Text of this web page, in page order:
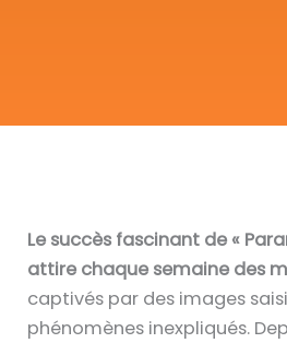
Le succès fascinant de «
attire chaque semaine des
captivés par des images
phénomènes inexpliqués.